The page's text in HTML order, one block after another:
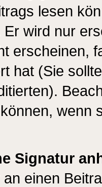
lesen
wird nur
erscheinen,
hat (Sie
wenn
Signatur
einen